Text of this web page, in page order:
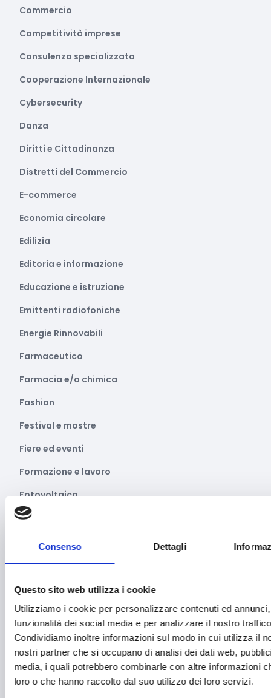
Consenso Dettagli
Questo sito web utilizza i cookie
Utilizziamo i cookie per personalizzare contenuti ed
funzionalità dei social media e per analizzare il nostro
Condividiamo inoltre informazioni sul modo in cui utilizza il
nostri partner che si occupano di analisi dei dati web,
media, i quali potrebbero combinarle con altre informazioni
loro o che hanno raccolto dal suo utilizzo dei loro servizi.
Commercio
Competitività imprese
Consulenza specializzata
Cooperazione Internazionale
Cybersecurity
Danza
Diritti e Cittadinanza
Distretti del Commercio
E-commerce
Economia circolare
Edilizia
Editoria e informazione
Educazione e istruzione
Emittenti radiofoniche
Energie Rinnovabili
Farmaceutico
Farmacia e/o chimica
Fashion
Festival e mostre
Fiere ed eventi
Formazione e lavoro
Fotovoltaico
Gastronomia
Giustizia e sicurezza
Green economy
Impianti sportivi
Imprenditoria femminile
Inclusione Sociale e Solidarietà
Innovazione tecnologica, digitalizzazione, ICT
Intelligenza Artificiale